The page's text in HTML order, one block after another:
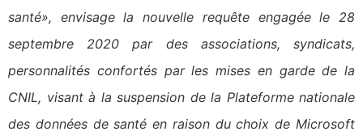
santé», envisage la nouvelle requête engagée le 28
septembre 2020 par des associations, syndicats,
personnalités confortés par les mises en garde de la
CNIL, visant à la suspension de la Plateforme nationale
des données de santé en raison du choix de Microsoft